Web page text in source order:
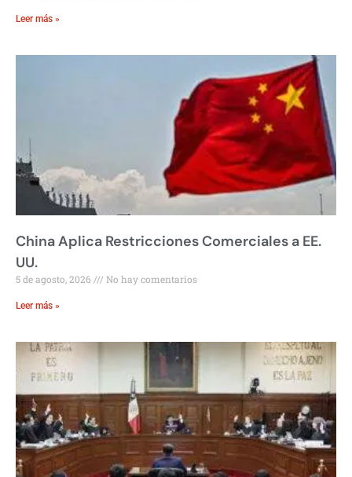
Leer más »
China Aplica Restricciones Comerciales a EE.
UU.
5 de agosto, 2026 No hay comentarios
Leer más »